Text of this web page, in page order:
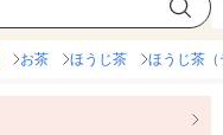
お茶 ほうじ茶 ほうじ茶